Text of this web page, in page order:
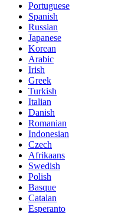
Portuguese
Spanish
Russian
Japanese
Korean
Arabic
Irish
Greek
Turkish
Italian
Danish
Romanian
Indonesian
Czech
Afrikaans
Swedish
Polish
Basque
Catalan
Esperanto